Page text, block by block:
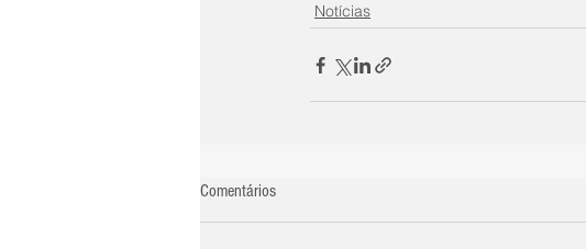
Notícias
Comentários